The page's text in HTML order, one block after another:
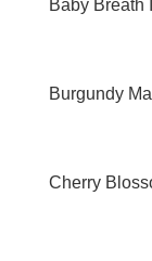
Baby Breath
Burgundy
Cherry